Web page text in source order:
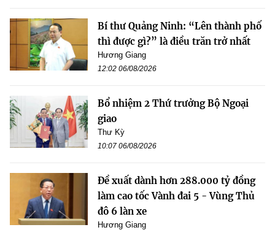
Bí thư Quảng Ninh: “Lên thành phố
thì được gì?” là điều trăn trở nhất
Hương Giang
12:02 06/08/2026
Bổ nhiệm 2 Thứ trưởng Bộ Ngoại
giao
Thư Kỳ
10:07 06/08/2026
Đề xuất dành hơn 288.000 tỷ đồng
làm cao tốc Vành đai 5 - Vùng Thủ
đô 6 làn xe
Hương Giang